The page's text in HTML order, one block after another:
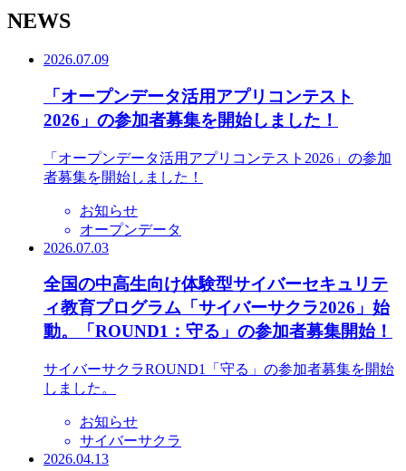
NEWS
2026.07.09
「オープンデータ活用アプリコンテスト
2026」の参加者募集を開始しました！
「オープンデータ活用アプリコンテスト2026」の参加
者募集を開始しました！
お知らせ
オープンデータ
2026.07.03
全国の中高生向け体験型サイバーセキュリテ
ィ教育プログラム「サイバーサクラ2026」始
動。「ROUND1：守る」の参加者募集開始！
サイバーサクラROUND1「守る」の参加者募集を開始
しました。
お知らせ
サイバーサクラ
2026.04.13